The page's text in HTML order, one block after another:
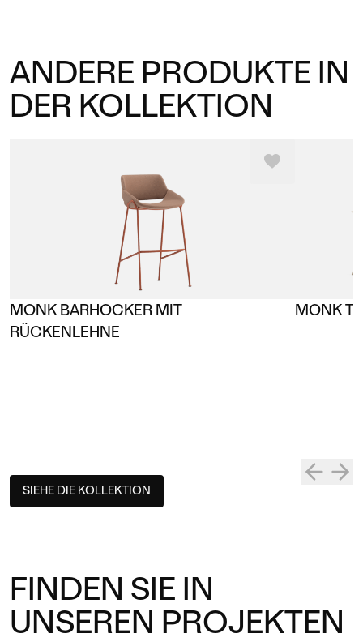
ANDERE PRODUKTE IN
DER KOLLEKTION
MONK BARHOCKER MIT
RÜCKENLEHNE
MONK
SIEHE DIE KOLLEKTION
FINDEN SIE IN
UNSEREN PROJEKTEN